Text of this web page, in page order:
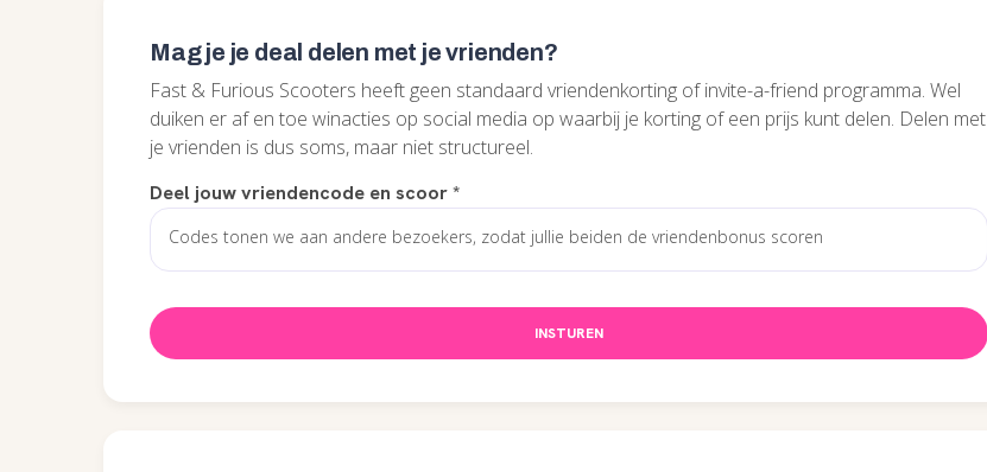
Mag je je deal delen met je vrienden?
Fast & Furious Scooters heeft geen standaard vriendenkorting of invite-a-friend programma. Wel
duiken er af en toe winacties op social media op waarbij je korting of een prijs kunt delen. Delen met
je vrienden is dus soms, maar niet structureel.
Deel jouw vriendencode en scoor*
INSTUREN